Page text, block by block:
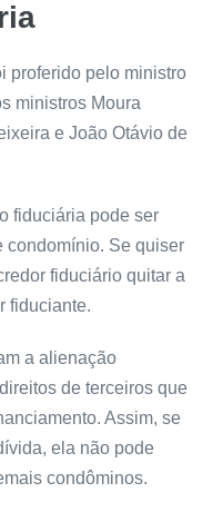
proferido pelo ministro
ministros Moura
e João Otávio de
fiduciária pode ser
condomínio. Se quiser
fiduciário quitar a
fiduciante.
a alienação
de terceiros que
Assim, se
ela não pode
condôminos.